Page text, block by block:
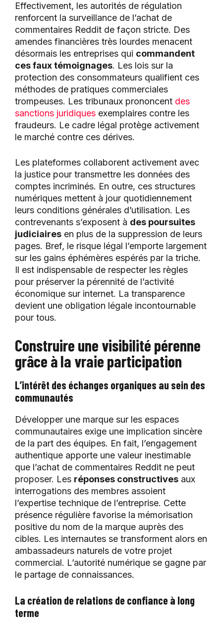
Effectivement, les autorités de régulation
renforcent la surveillance de l’achat de
commentaires Reddit de façon stricte. Des
amendes financières très lourdes menacent
désormais les entreprises qui commandent
ces faux témoignages. Les lois sur la
protection des consommateurs qualifient ces
méthodes de pratiques commerciales
trompeuses. Les tribunaux prononcent des
sanctions juridiques exemplaires contre les
fraudeurs. Le cadre légal protège activement
le marché contre ces dérives.
Les plateformes collaborent activement avec
la justice pour transmettre les données des
comptes incriminés. En outre, ces structures
numériques mettent à jour quotidiennement
leurs conditions générales d’utilisation. Les
contrevenants s’exposent à des poursuites
judiciaires en plus de la suppression de leurs
pages. Bref, le risque légal l’emporte largement
sur les gains éphémères espérés par la triche.
Il est indispensable de respecter les règles
pour préserver la pérennité de l’activité
économique sur internet. La transparence
devient une obligation légale incontournable
pour tous.
Construire une visibilité pérenne
grâce à la vraie participation
L’intérêt des échanges organiques au sein des
communautés
Développer une marque sur les espaces
communautaires exige une implication sincère
de la part des équipes. En fait, l’engagement
authentique apporte une valeur inestimable
que l’achat de commentaires Reddit ne peut
proposer. Les réponses constructives aux
interrogations des membres assoient
l’expertise technique de l’entreprise. Cette
présence régulière favorise la mémorisation
positive du nom de la marque auprès des
cibles. Les internautes se transforment alors en
ambassadeurs naturels de votre projet
commercial. L’autorité numérique se gagne par
le partage de connaissances.
La création de relations de confiance à long
terme